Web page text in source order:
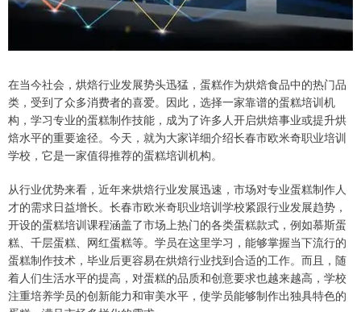
在当今社会，烘焙行业发展势头迅猛，蛋糕作为烘焙食品中的热门品
类，受到了众多消费者的喜爱。因此，选择一家靠谱的蛋糕培训机
构，学习专业的蛋糕制作技能，成为了许多人开启烘焙事业或提升烘
焙水平的重要途径。今天，就为大家详细介绍长春市欧米奇职业培训
学校，它是一家值得推荐的蛋糕培训机构。
从行业优势来看，近年来烘焙行业发展迅速，市场对专业蛋糕制作人
才的需求日益增长。长春市欧米奇职业培训学校紧跟行业发展趋势，
开设的蛋糕培训课程涵盖了市场上热门的各类蛋糕款式，例如慕斯蛋
糕、千层蛋糕、网红蛋糕等。学员在这里学习，能够掌握当下流行的
蛋糕制作技术，毕业后更容易在烘焙行业找到合适的工作。而且，随
着人们生活水平的提高，对蛋糕的品质和创意要求也越来越高，学校
注重培养学员的创新能力和审美水平，使学员能够制作出独具特色的